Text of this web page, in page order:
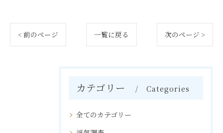
< 前のページ 一覧に戻る 次のページ >
カテゴリー Categories
全てのカテゴリー